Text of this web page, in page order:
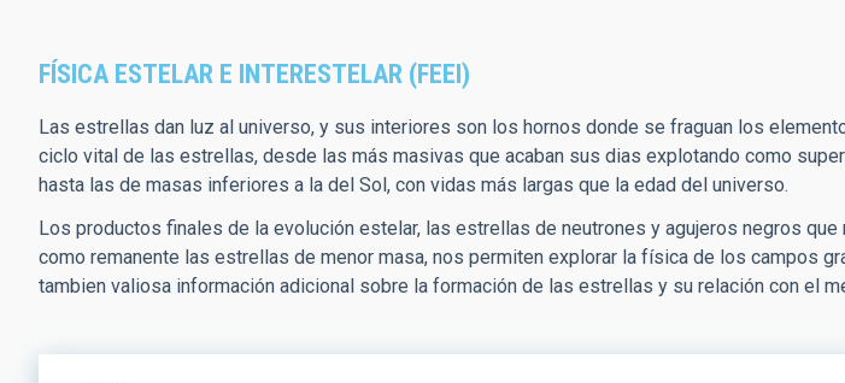
ayuda
a
la
navegación
FÍSICA ESTELAR E INTERESTELAR (FEEI)
Las estrellas dan luz al universo, y sus interiores son los hornos donde se fraguan los
ciclo vital de las estrellas, desde las más masivas que acaban sus dias explotando como
hasta las de masas inferiores a la del Sol, con vidas más largas que la edad del universo.
Los productos finales de la evolución estelar, las estrellas de neutrones y agujeros negros
como remanente las estrellas de menor masa, nos permiten explorar la física de los campos
tambien valiosa información adicional sobre la formación de las estrellas y su relación con el